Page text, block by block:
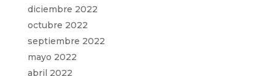
diciembre 2022
octubre 2022
septiembre 2022
mayo 2022
abril 2022